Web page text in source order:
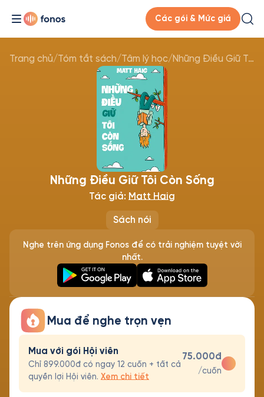
Các gói & Mức giá
Trang chủ/Tóm tắt sách/Tâm lý học/ Những Điều Giữ Tôi Còn Sống
Sách nói
Những Điều Giữ Tôi Còn Sống
Tác giả: Matt Haig
Nghe trên ứng dụng Fonos để có trải nghiệm tuyệt vời
nhất.
Mua để nghe trọn vẹn
Mua với gói Hội viên
Chỉ 899.000đ có ngay 12 cuốn + tất cả
quyền lợi Hội viên. Xem chi tiết
75.000đ
/cuốn